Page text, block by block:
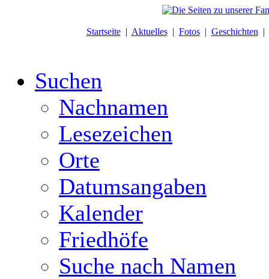
Startseite| Aktuelles| Fotos| Geschichten |
Suchen
Nachnamen
Lesezeichen
Orte
Datumsangaben
Kalender
Friedhöfe
Suche nach Namen